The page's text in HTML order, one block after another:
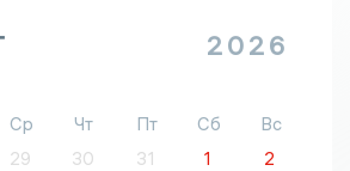
2026
Ср Чт Пт Сб
Вс
29 30 31 1
2